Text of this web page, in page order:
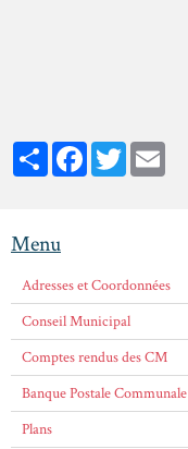
PartagerFacebookTwitter
Menu
Adresses et Coordonnées
Conseil Municipal
Comptes rendus des CM
Banque Postale Communale
Plans